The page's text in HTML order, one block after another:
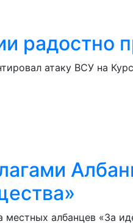
радостно
атаку ВСУ на
албанцев «За